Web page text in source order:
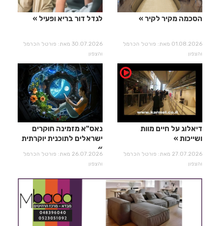
הסכמה מקיר לקיר
01.08.2026 מאת: פורטל הכרמל
והצפון
לגדל דור בריא ופעיל
30.07.2026 מאת: פורטל הכרמל
והצפון
דיאלוג על חיים מוות
ושייכות
27.07.2026 מאת: פורטל הכרמל
והצפון
נאס"א מזמינה חוקרים
ישראלים לתוכנית יוקרתית
26.07.2026 מאת: פורטל הכרמל
והצפון